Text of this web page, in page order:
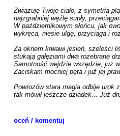
Związuję Twoje ciało, z symetrią
najzgrabniej węźlę supły,
W październikowym słońcu, jak
wykręca, niesie ulgę, przyciąga i
Za oknem krwawi jesień, szeleści
stukają gałęziami dwa rozebrane
Samotność wejdzie wszędzie, już
Zaciskam mocniej pęta i już jej
Powrozów stara magia odbije urok
tak mówił jeszcze dziadek... Już
oceń / komentuj